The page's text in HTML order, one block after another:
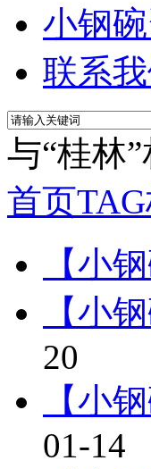
小钢
联系
与“桂林”
首页
【小
【小
20
【小
01-14